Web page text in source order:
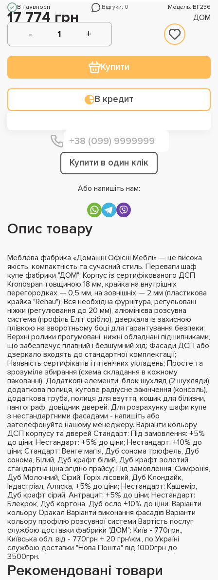
В наявності Відгуки: 0 Модель: ВГ236
17 774 грн ДОМ
Купити
В кредит
Купити в один клік
Або напишіть нам:
Опис товару
Меблева фабрика «Домашні Офісні Меблі» — це висока
якість, компактність та сучасний стиль. Переваги шаф
купе фабрики "ДОМ": Корпус із сертифікованого ДСП
Kronospan товщиною 18 мм, крайка на внутрішніх
перегородках — 0,5 мм, на зовнішніх — 2 мм (пластикова
крайка "Rehau"); Вся необхідна фурнітура, регульовані
ніжки (регулювання до 20 мм), алюмінієва розсувна
система (профіль Еліт срібло), дзеркала із захисною
плівкою на зворотньому боці для гарантування безпеки;
Верхні ролики прогумовані, нижні обладнані підшипниками,
що забезпечує плавний і безшумний хід; Фасади ДСП або
дзеркало входять до стандартної комплектації;
Наявність сертифікатів і гігієнічних укладень; Просте та
зрозуміле збирання (схема складання в кожному
пакованні); Додаткові елементи: блок шухляд (2 шухляди),
додаткова полиця, кутове радіусне закінчення (консоль),
додаткова труба, полиця для взуття, кошик для білизни,
пантограф, довідник дверей. Для розрахунку шафи купе
з нестандартними фасадами - напишіть або
зателефонуйте нашому менеджеру. Варіанти кольору
ДСП корпусу та дверей Стандарт: Під замовлення: +5%
до ціни; Нестандарт: +5% до ціни; Нестандарт: +10% до
ціни; Стандарт: Венге магія, Дуб сонома трюфель, Дуб
сонома, Білий, Дуб крафт білий, Дуб крафт золотий,
стандартна ціна згідно прайсу; Під замовлення: Симфонія,
Дуб Молочний, Сірий, Горіх лісовий, Дуб Клондайк,
Індастріал, Аляска, +5% до ціни; Нестандарт: Кашемір,
Дуб крафт сірий, Антрацит; +5% до ціни; Нестандарт:
Блекрок, Дуб кортона, Дуб осло +10% до ціни; Варіанти
кольору Оракал Варіанти виконання фасадів Варіанти
кольору профілю розсувної системи Вартість послуг
службою доставки фабрики "ДОМ": Київ - 770грн.,
Київська обл. від - 770грн + 20 грн\км., по Україні
службою доставки "Нова Пошта" від 1000грн до
3500грн.
Рекомендовані товари